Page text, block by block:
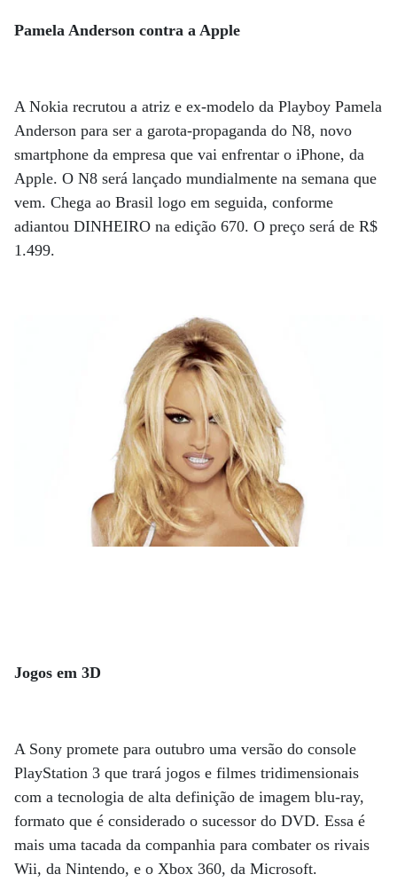
Pamela Anderson contra a Apple
A Nokia recrutou a atriz e ex-modelo da Playboy Pamela
Anderson para ser a garota-propaganda do N8, novo
smartphone da empresa que vai enfrentar o iPhone, da
Apple. O N8 será lançado mundialmente na semana que
vem. Chega ao Brasil logo em seguida, conforme
adiantou DINHEIRO na edição 670. O preço será de R$
1.499.
Jogos em 3D
A Sony promete para outubro uma versão do console
PlayStation 3 que trará jogos e filmes tridimensionais
com a tecnologia de alta definição de imagem blu-ray,
formato que é considerado o sucessor do DVD. Essa é
mais uma tacada da companhia para combater os rivais
Wii, da Nintendo, e o Xbox 360, da Microsoft.